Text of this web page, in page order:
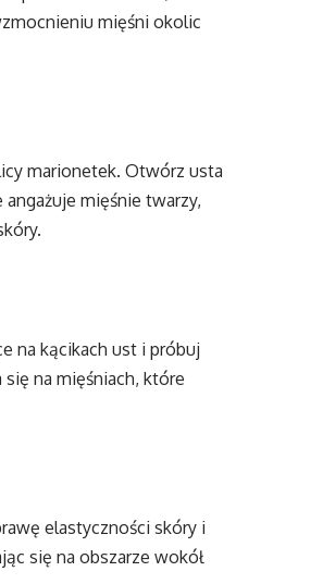
mięśni okolic
marionetek. Otwórz usta
mięśnie twarzy,
na kącikach ust i próbuj
na mięśniach, które
elastyczności skóry i
się na obszarze wokół